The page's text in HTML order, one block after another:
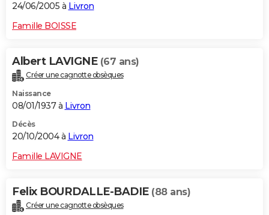
24/06/2005 à Livron
Famille BOISSE
Albert LAVIGNE (67 ans)
Créer une cagnotte obsèques
Naissance
08/01/1937 à Livron
Décès
20/10/2004 à Livron
Famille LAVIGNE
Felix BOURDALLE-BADIE (88 ans)
Créer une cagnotte obsèques